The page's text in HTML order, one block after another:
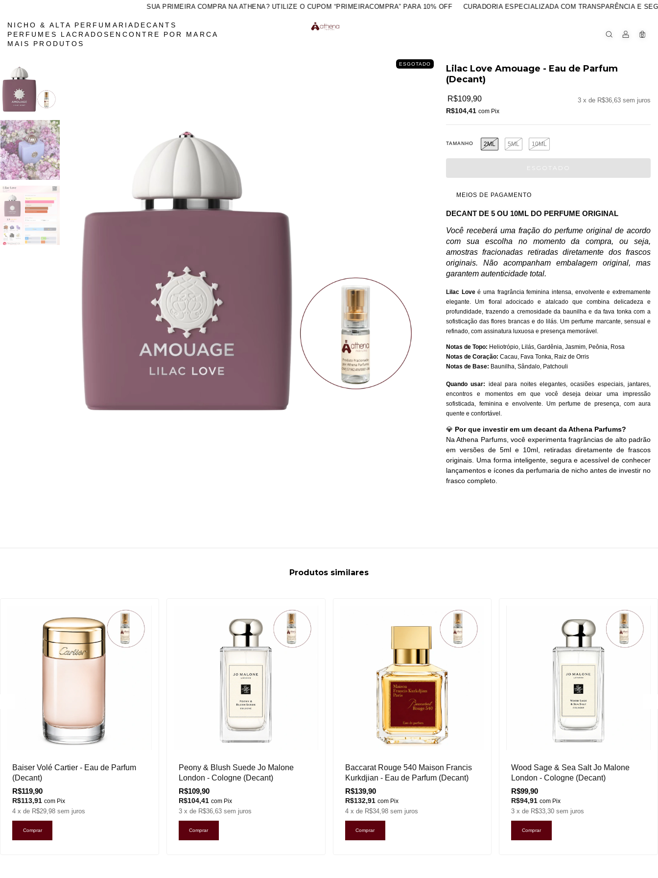
SUA PRIMEIRA COMPRA NA ATHENA? UTILIZE O CUPOM “PRIMEIRACOMPRA” PARA 10% OFF CURADORIA ESPECIALIZADA COM TRANSPARÊNCIA E SEGURANÇA
NICHO & ALTA PERFUMARIA DECANTS
PERFUMES LACRADOS ENCONTRE POR MARCA
MAIS PRODUTOS
0
ESGOTADO
Lilac Love Amouage - Eau de Parfum
(Decant)
R$109,90 3 x de R$36,63 sem juros
R$104,41 com Pix
TAMANHO 2ML 5ML 10ML
MEIOS DE PAGAMENTO
DECANT DE 5 OU 10ML DO PERFUME ORIGINAL
Você receberá uma fração do perfume original de acordo
com sua escolha no momento da compra,ou seja,
amostras fracionadas retiradas diretamente dos frascos
originais. Não acompanham embalagem original, mas
garantem autenticidade total.
Lilac Loveé uma fragrância feminina intensa, envolvente e extremamente
elegante. Um floral adocicado e atalcado que combina delicadeza e
profundidade, trazendo a cremosidade da baunilha e da fava tonka com a
sofisticação das flores brancas e do lilás. Um perfume marcante, sensual e
refinado, com assinatura luxuosa e presença memorável.
Notas de Topo: Heliotrópio, Lilás, Gardênia, Jasmim, Peônia, Rosa
Notas de Coração: Cacau, Fava Tonka, Raiz de Orris
Notas de Base: Baunilha, Sândalo, Patchouli
Quando usar: ideal para noites elegantes, ocasiões especiais, jantares,
encontros e momentos em que você deseja deixar uma impressão
sofisticada, feminina e envolvente. Um perfume de presença, com aura
quente e confortável.
💎 Por que investir em um decant da Athena Parfums?
Na Athena Parfums, você experimenta fragrâncias de alto padrão
em versões de 5ml e 10ml, retiradas diretamente de frascos
originais. Uma forma inteligente, segura e acessível de conhecer
lançamentos e ícones da perfumaria de nicho antes de investir no
frasco completo.
Produtos similares
Baiser Volé Cartier - Eau de Parfum
(Decant)
R$119,90
R$113,91 com Pix
4 x de R$29,98 sem juros
Comprar
Peony & Blush Suede Jo Malone
London - Cologne (Decant)
R$109,90
R$104,41 com Pix
3 x de R$36,63 sem juros
Comprar
Baccarat Rouge 540 Maison Francis
Kurkdjian - Eau de Parfum (Decant)
R$139,90
R$132,91 com Pix
4 x de R$34,98 sem juros
Comprar
Wood Sage & Sea Salt Jo Malone
London - Cologne (Decant)
R$99,90
R$94,91com Pix
3 x de R$33,30 sem juros
Comprar